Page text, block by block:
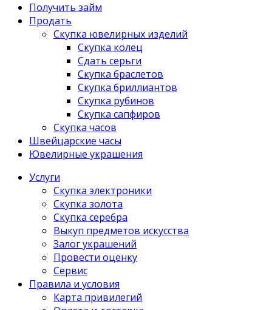
Получить займ
Продать
Скупка ювелирных изделий
Скупка колец
Сдать серьги
Скупка браслетов
Скупка бриллиантов
Скупка рубинов
Скупка сапфиров
Скупка часов
Швейцарские часы
Ювелирные украшения
Услуги
Скупка электроники
Скупка золота
Скупка серебра
Выкуп предметов искусства
Залог украшений
Провести оценку
Сервис
Правила и условия
Карта привилегий